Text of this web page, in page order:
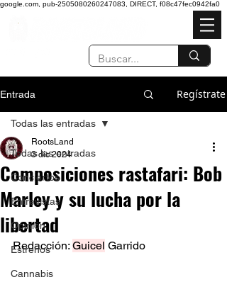
google.com, pub-2505080260247083, DIRECT, f08c47fec0942fa0
Entrada Regístrate
Todas las entradas
Conciertos
Entrevistas
Opinión
Estrenos
Cannabis
Todas las entradas
Composiciones rastafari: Bob
Marley y su lucha por la
libertad
RootsLand
3 dic 2024
Redacción: Guicel Garrido